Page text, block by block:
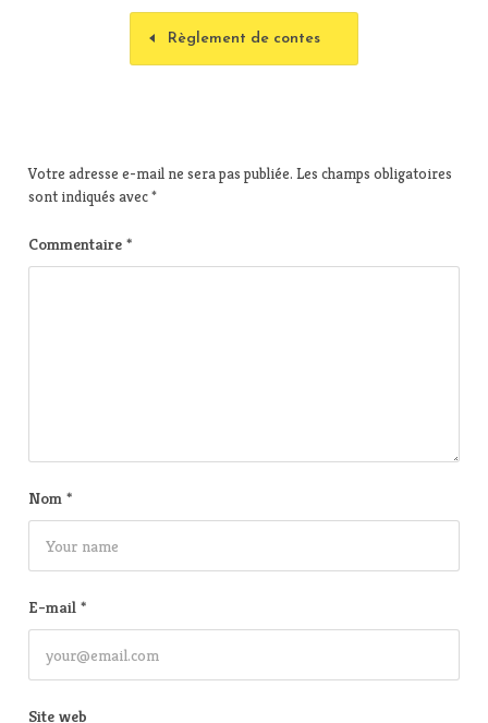
Règlement de contes
Votre adresse e-mail ne sera pas publiée. Les champs obligatoires
sont indiqués avec*
Commentaire *
Nom *
E-mail *
Site web